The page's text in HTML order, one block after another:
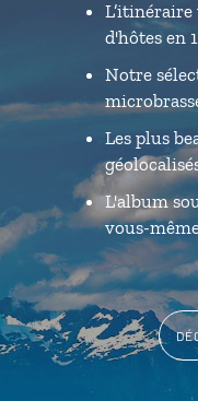
d'hôtes en
Notre
Les plus
L'album
vous-